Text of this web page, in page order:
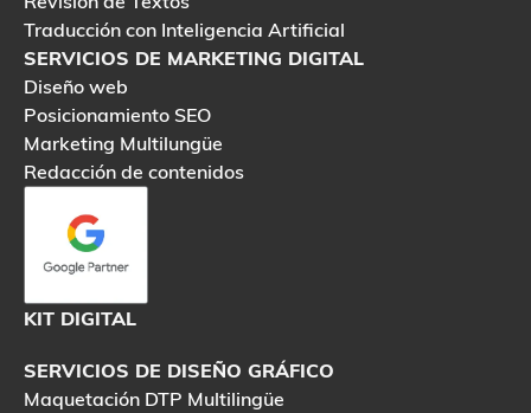
Traducción con Inteligencia Artificial
SERVICIOS DE MARKETING DIGITAL
Diseño web
Posicionamiento SEO
Marketing Multilungüe
Redacción de contenidos
KIT DIGITAL
SERVICIOS DE DISEÑO GRÁFICO
Maquetación DTP Multilingüe